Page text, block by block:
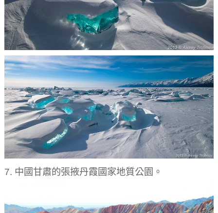
7. 中國甘肅的張掖丹霞國家地質公園。